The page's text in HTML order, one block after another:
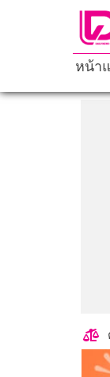
หน้า